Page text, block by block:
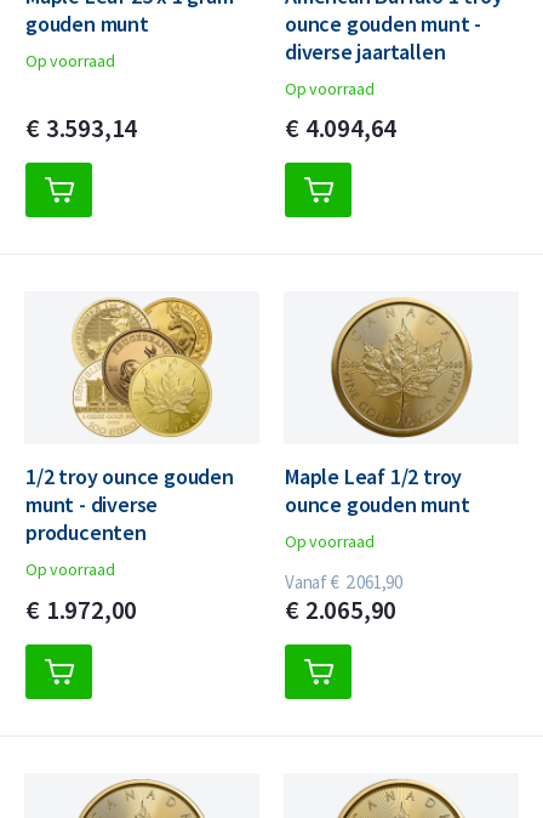
gouden munt
Op voorraad
€ 3.593,14
ounce gouden munt -
diverse jaartallen
Op voorraad
€ 4.094,64
1/2 troy ounce gouden
munt - diverse
producenten
Op voorraad
€ 1.972,00
Maple Leaf 1/2 troy
ounce gouden munt
Op voorraad
€ 2.065,90
Vanaf€ 2.061,90